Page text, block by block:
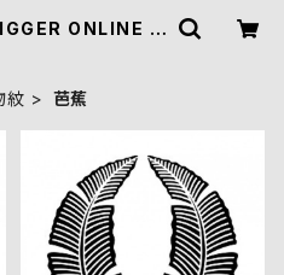
ONLINE S
紋 芭蕉